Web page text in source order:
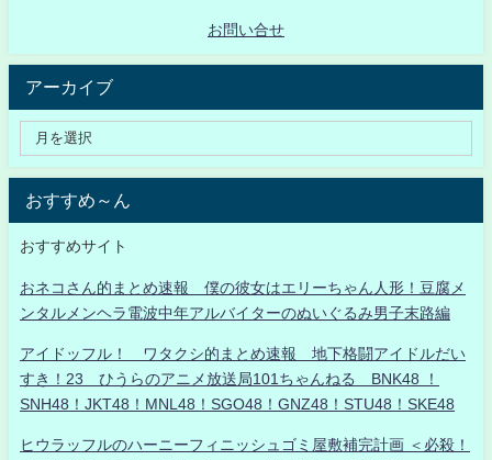
お問い合せ
アーカイブ
おすすめ～ん
おすすめサイト
おネコさん的まとめ速報 僕の彼女はエリーちゃん人形！豆腐メ
ンタルメンヘラ電波中年アルバイターのぬいぐるみ男子末路編
アイドッフル！ ワタクシ的まとめ速報 地下格闘アイドルだい
すき！23 ひうらのアニメ放送局101ちゃんねる BNK48 ！
SNH48！JKT48！MNL48！SGO48！GNZ48！STU48！SKE48
ヒウラッフルのハーニーフィニッシュゴミ屋敷補完計画 ＜必殺！